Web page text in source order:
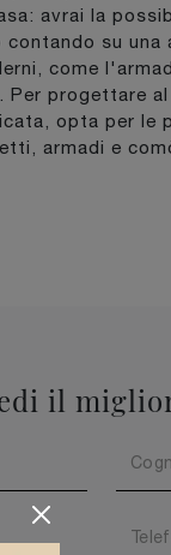
avrai la
contando su una
come
progettare
opta per le
armadi e
il